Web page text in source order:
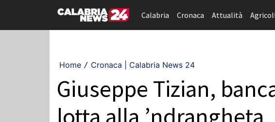
Calabria Cronaca Attualità
Home / Cronaca | Calabria News 24
Giuseppe Tizian,
lotta alla ’ndrangheta